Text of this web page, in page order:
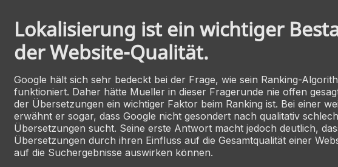
Lokalisierung ist ein wichtiger
der Website-Qualität.
Google hält sich sehr bedeckt bei der Frage, wie sein Ranking-
funktioniert. Daher hätte Mueller in dieser Fragerunde nie offen
der Übersetzungen ein wichtiger Faktor beim Ranking ist. Bei einer
erwähnt er sogar, dass Google nicht gesondert nach qualitativ
Übersetzungen sucht. Seine erste Antwort macht jedoch deutlich,
Übersetzungen durch ihren Einfluss auf die Gesamtqualität einer
auf die Suchergebnisse auswirken können.